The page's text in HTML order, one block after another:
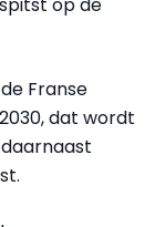
op de
Franse
dat wordt